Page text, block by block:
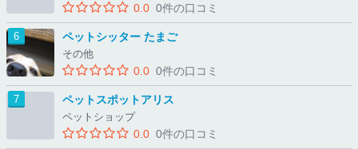
0.0 0件の口コミ
ペットシッター たまご
その他
0.0 0件の口コミ
ペットスポットアリス
ペットショップ
0.0 0件の口コミ